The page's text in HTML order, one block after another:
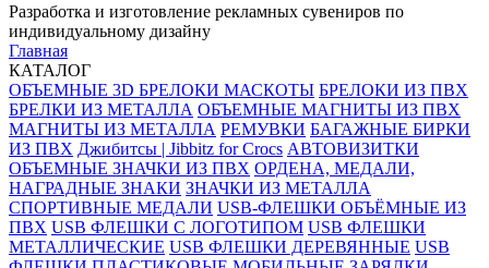
Разработка и изготовление рекламных сувениров по
индивидуальному дизайну
Главная
КАТАЛОГ
ОБЪЕМНЫЕ 3D БРЕЛОКИ МАСКОТЫ БРЕЛОКИ ИЗ ПВХ
БРЕЛКИ ИЗ МЕТАЛЛА ОБЪЕМНЫЕ МАГНИТЫ ИЗ ПВХ
МАГНИТЫ ИЗ МЕТАЛЛА РЕМУВКИ БАГАЖНЫЕ БИРКИ
ИЗ ПВХ Джибитсы | Jibbitz for Crocs АВТОВИЗИТКИ
ОБЪЕМНЫЕ ЗНАЧКИ ИЗ ПВХ ОРДЕНА, МЕДАЛИ,
НАГРАДНЫЕ ЗНАКИ ЗНАЧКИ ИЗ МЕТАЛЛА
СПОРТИВНЫЕ МЕДАЛИ USB-ФЛЕШКИ ОБЪЁМНЫЕ ИЗ
ПВХ USB ФЛЕШКИ С ЛОГОТИПОМ USB ФЛЕШКИ
МЕТАЛЛИЧЕСКИЕ USB ФЛЕШКИ ДЕРЕВЯННЫЕ USB